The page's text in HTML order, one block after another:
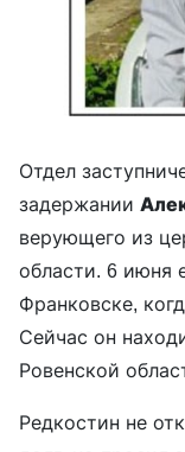
Отдел
задержании
верующего из
области. 6 июня
Франковске,
Сейчас он
Ровенской
Редкостин не